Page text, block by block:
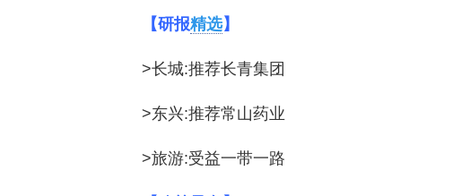
【研报精选】
>长城:推荐长青集团
>东兴:推荐常山药业
>旅游:受益一带一路